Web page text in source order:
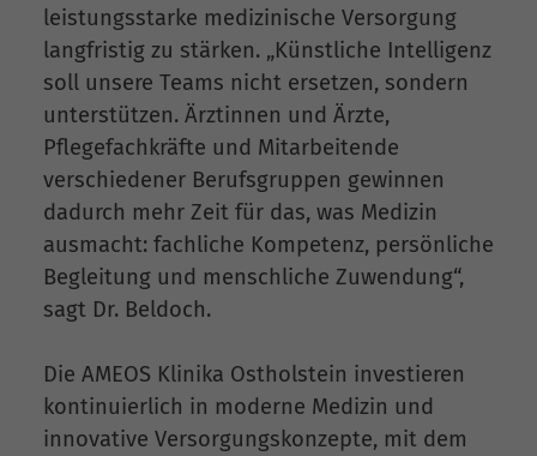
leistungsstarke medizinische Versorgung
langfristig zu stärken. „Künstliche Intelligenz
soll unsere Teams nicht ersetzen, sondern
unterstützen. Ärztinnen und Ärzte,
Pflegefachkräfte und Mitarbeitende
verschiedener Berufsgruppen gewinnen
dadurch mehr Zeit für das, was Medizin
ausmacht: fachliche Kompetenz, persönliche
Begleitung und menschliche Zuwendung“,
sagt Dr. Beldoch.
Die AMEOS Klinika Ostholstein investieren
kontinuierlich in moderne Medizin und
innovative Versorgungskonzepte, mit dem